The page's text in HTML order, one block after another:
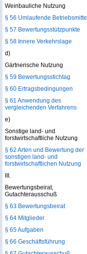
Weinbauliche Nutzung
§ 56 Umlaufende Betriebsmittel
§ 57 Bewertungsstützpunkte
§ 58 Innere Verkehrslage
d)
Gärtnerische Nutzung
§ 59 Bewertungsstichtag
§ 60 Ertragsbedingungen
§ 61 Anwendung des
vergleichenden Verfahrens
e)
Sonstige land- und
forstwirtschaftliche Nutzung
§ 62 Arten und Bewertung der
sonstigen land- und
forstwirtschaftlichen Nutzung
III.
Bewertungsbeirat,
Gutachterausschuß
§ 63 Bewertungsbeirat
§ 64 Mitglieder
§ 65 Aufgaben
§ 66 Geschäftsführung